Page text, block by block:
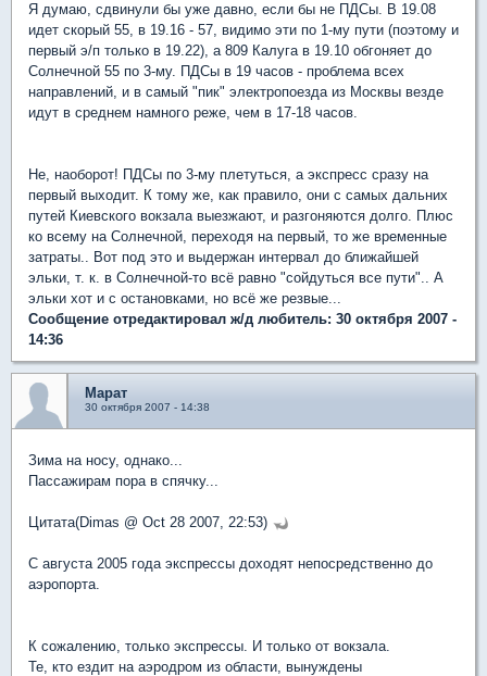
Я думаю, сдвинули бы уже давно, если бы не ПДСы. В 19.08
идет скорый 55, в 19.16 - 57, видимо эти по 1-му пути (поэтому и
первый э/п только в 19.22), а 809 Калуга в 19.10 обгоняет до
Солнечной 55 по 3-му. ПДСы в 19 часов - проблема всех
направлений, и в самый "пик" электропоезда из Москвы везде
идут в среднем намного реже, чем в 17-18 часов.
Не, наоборот! ПДСы по 3-му плетуться, а экспресс сразу на
первый выходит. К тому же, как правило, они с самых дальних
путей Киевского вокзала выезжают, и разгоняются долго. Плюс
ко всему на Солнечной, переходя на первый, то же временные
затраты.. Вот под это и выдержан интервал до ближайшей
эльки, т. к. в Солнечной-то всё равно "сойдуться все пути".. А
эльки хот и с остановками, но всё же резвые...
Сообщение отредактировал ж/д любитель: 30 октября 2007 -
14:36
Марат
30 октября 2007 - 14:38
Зима на носу, однако...
Пассажирам пора в спячку...
Цитата(Dimas @ Oct 28 2007, 22:53)
С августа 2005 года экспрессы доходят непосредственно до
аэропорта.
К сожалению, только экспрессы. И только от вокзала.
Те, кто ездит на аэродром из области, вынуждены